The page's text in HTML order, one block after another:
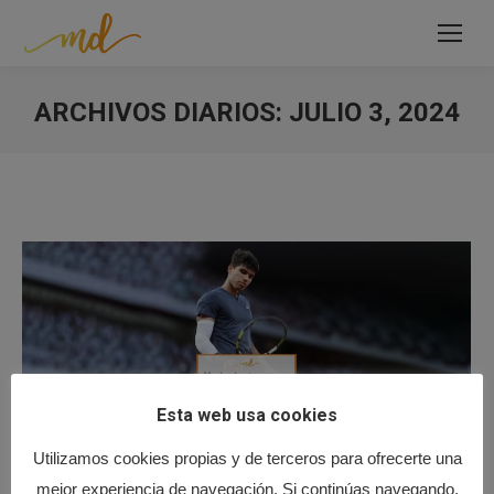
ARCHIVOS DIARIOS: JULIO 3, 2024
¿Conocías la regla ‘One Touch’?
Articulo PorMotivacion:Dinamica julio 3, 2024
Esta web usa cookies
Utilizamos cookies propias y de terceros para ofrecerte una
mejor experiencia de navegación. Si continúas navegando,